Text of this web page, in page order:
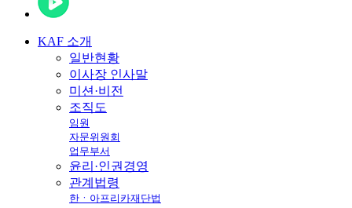
KAF 소개
일반현황
이사장 인사말
미션·비전
조직도
임원
자문위원회
업무부서
윤리·인권경영
관계법령
한ㆍ아프리카재단법